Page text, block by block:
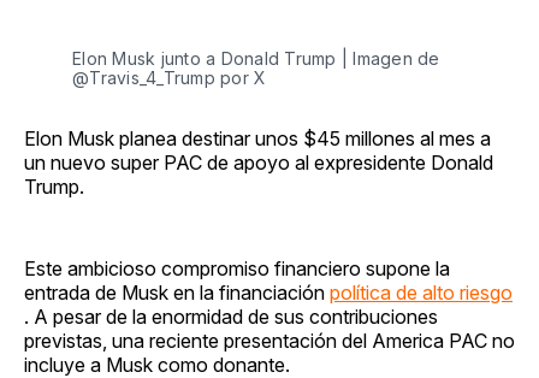
Elon Musk junto a Donald Trump | Imagen de
@Travis_4_Trump por X
Elon Musk planea destinar unos $45 millones al mes a
un nuevo super PAC de apoyo al expresidente Donald
Trump.
Este ambicioso compromiso financiero supone la
entrada de Musk en la financiación política de alto riesgo
. A pesar de la enormidad de sus contribuciones
previstas, una reciente presentación del America PAC no
incluye a Musk como donante.